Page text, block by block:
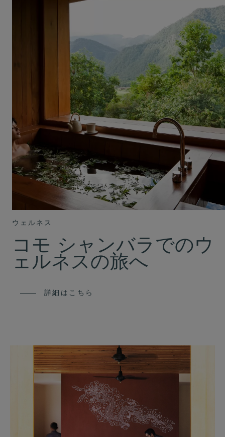
ウェルネス
コモ シャンバラでのウ
ェルネスの旅へ
詳細はこちら